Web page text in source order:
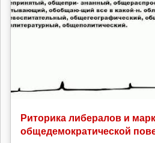
Риторика либералов и
общедемократической